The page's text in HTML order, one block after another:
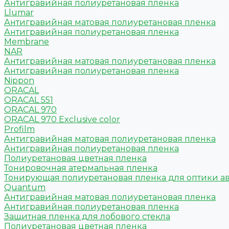
Антигравийная полиуретановая пленка
Llumar
Антигравийная матовая полиуретановая пленка
Антигравийная полиуретановая пленка
Membrane
NAR
Антигравийная матовая полиуретановая пленка
Антигравийная полиуретановая пленка
Nippon
ORACAL
ORACAL 551
ORACAL 970
ORACAL 970 Exclusive color
Profilm
Антигравийная матовая полиуретановая пленка
Антигравийная полиуретановая пленка
Полиуретановая цветная пленка
Тонировочная атермальная пленка
Тонирующая полиуретановая пленка для оптики
Quantum
Антигравийная матовая полиуретановая пленка
Антигравийная полиуретановая пленка
Защитная пленка для лобового стекла
Полиуретановая цветная пленка